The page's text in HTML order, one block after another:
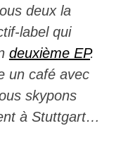
deux la
label qui
deuxième EP.
un café avec
skypons
à Stuttgart…